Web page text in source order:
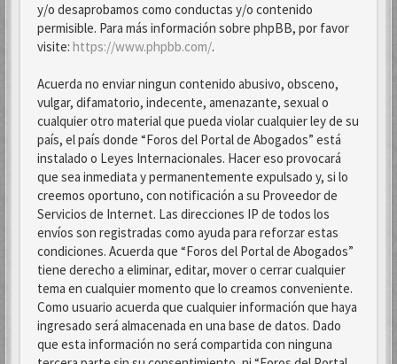
y/o desaprobamos como conductas y/o contenido
permisible. Para más información sobre phpBB, por favor
visite: https://www.phpbb.com/.
Acuerda no enviar ningun contenido abusivo, obsceno,
vulgar, difamatorio, indecente, amenazante, sexual o
cualquier otro material que pueda violar cualquier ley de su
país, el país donde “Foros del Portal de Abogados” está
instalado o Leyes Internacionales. Hacer eso provocará
que sea inmediata y permanentemente expulsado y, si lo
creemos oportuno, con notificación a su Proveedor de
Servicios de Internet. Las direcciones IP de todos los
envíos son registradas como ayuda para reforzar estas
condiciones. Acuerda que “Foros del Portal de Abogados”
tiene derecho a eliminar, editar, mover o cerrar cualquier
tema en cualquier momento que lo creamos conveniente.
Como usuario acuerda que cualquier información que haya
ingresado será almacenada en una base de datos. Dado
que esta información no será compartida con ninguna